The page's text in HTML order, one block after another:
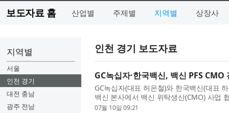
보도자료 홈 산업별 주제별 지역별 상장사
지역별
서울
인천 경기
대전 충남
광주 전남
인천 경기 보도자료
GC녹십자·한국백신, 백신 PFS
GC녹십자(대표 허은철)와 한국백신(대표
백신 본사에서 백신 위탁생산(CMO) 사업
이번 협약을 통해 양사는 백신 프리필드시
07월 10일 09:21